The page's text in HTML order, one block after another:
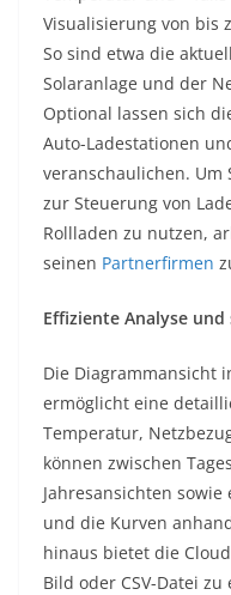
Visualisierung von bis
So sind etwa die
Solaranlage und der
Optional lassen sich
Auto-Ladestationen
veranschaulichen. Um
zur Steuerung von
Rollladen zu nutzen,
seinen Partnerfirmen
Effiziente Analyse
Die Diagrammansicht
ermöglicht eine
Temperatur,
können zwischen
Jahresansichten
und die Kurven
hinaus bietet die
Bild oder CSV-Datei